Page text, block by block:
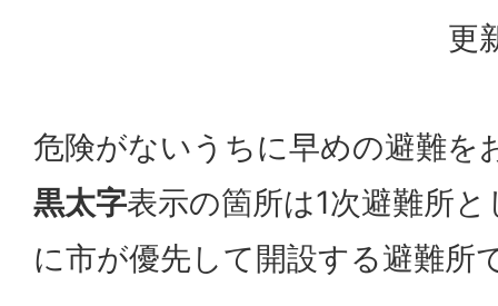
更
危険がないうちに早めの避難を
黒太字表示の箇所は1次避難所
に市が優先して開設する避難所